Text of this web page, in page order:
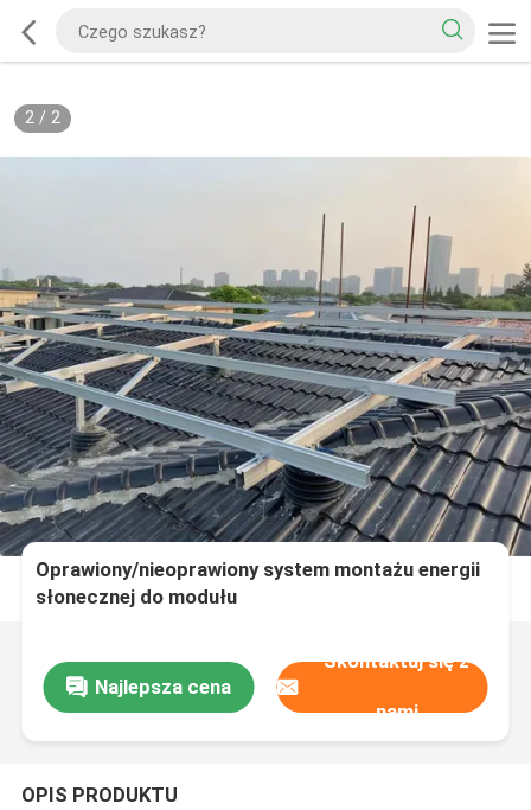
2/ 2
Oprawiony/nieoprawiony system montażu energii
słonecznej do modułu
Najlepsza cena
Skontaktuj się z
nami
OPIS PRODUKTU